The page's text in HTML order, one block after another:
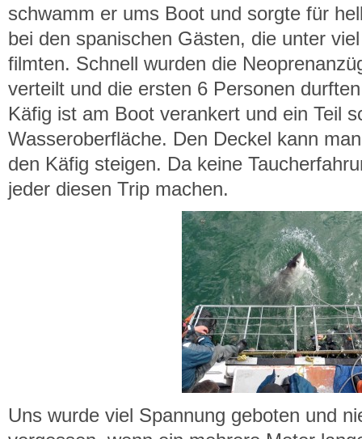
schwamm er ums Boot und sorgte für
bei den spanischen Gästen, die unter
filmten. Schnell wurden die
verteilt und die ersten 6 Personen
Käfig ist am Boot verankert und ein Teil
Wasseroberfläche. Den Deckel kann
den Käfig steigen. Da keine
jeder diesen Trip machen.
Uns wurde viel Spannung geboten und